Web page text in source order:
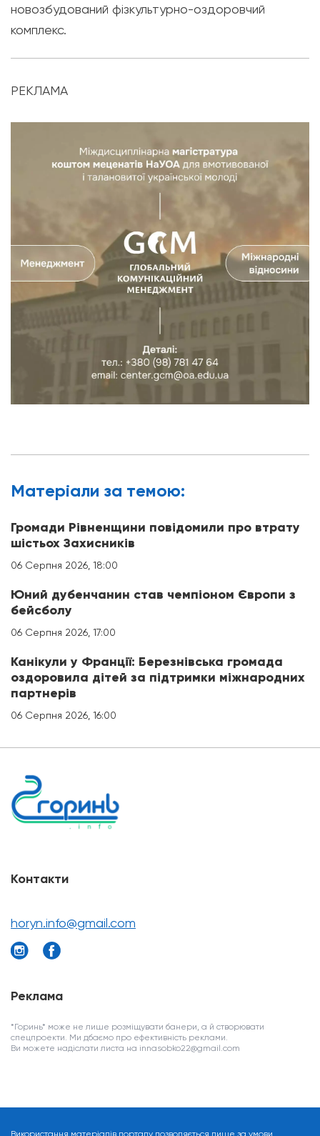
новозбудований фізкультурно-оздоровчий
комплекс.
РЕКЛАМА
Матерiали за темою:
Громади Рівненщини повідомили про втрату
шістьох Захисників
06 Серпня 2026, 18:00
Юний дубенчанин став чемпіоном Європи з
бейсболу
06 Серпня 2026, 17:00
Канікули у Франції: Березнівська громада
оздоровила дітей за підтримки міжнародних
партнерів
06 Серпня 2026, 16:00
Контакти
horyn.info@gmail.com
Реклама
*Горинь* може не лише розміщувати банери, а й створювати
спецпроекти. Ми дбаємо про ефективність реклами.
Ви можете надіслати листа на innasobko22@gmail.com
Використання матеріалів порталу дозволяється лише за умови